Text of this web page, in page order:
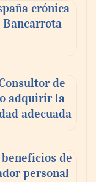
su
crónica
de
adquirir la
adecuada
de
personal